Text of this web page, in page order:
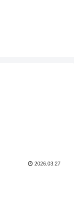
2026.03.27